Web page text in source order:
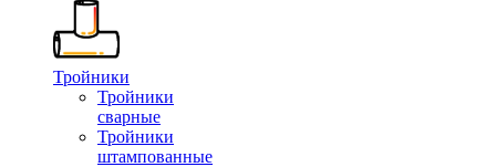
Тройники
Тройники
сварные
Тройники
штампованные